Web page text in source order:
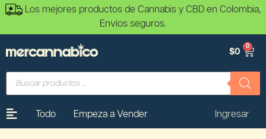
Los mejores productos de Cannabis y CBD en Colombia,
Envíos seguros.
$0
0
Todo Empeza a Vender Ingresar